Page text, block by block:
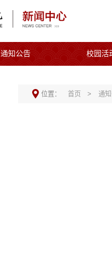
通知公告 校园活
位置： 首页 > 通